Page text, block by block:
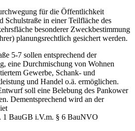
für die Öffentlichkeit
Schulstraße in einer Teilfläche des
besonderer Zweckbestimmung
planungsrechtlich gesichert werden.
5-7 sollen entsprechend der
eine Durchmischung von Wohnen
Gewerbe, Schank- und
und Handel o.ä. ermöglichen.
soll eine Belebung des Pankower
Dementsprechend wird an der
1 BauGB i.V.m. § 6 BauNVO